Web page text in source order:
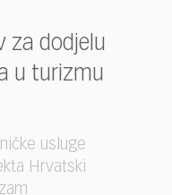
za dodjelu
u turizmu
usluge
Hrvatski